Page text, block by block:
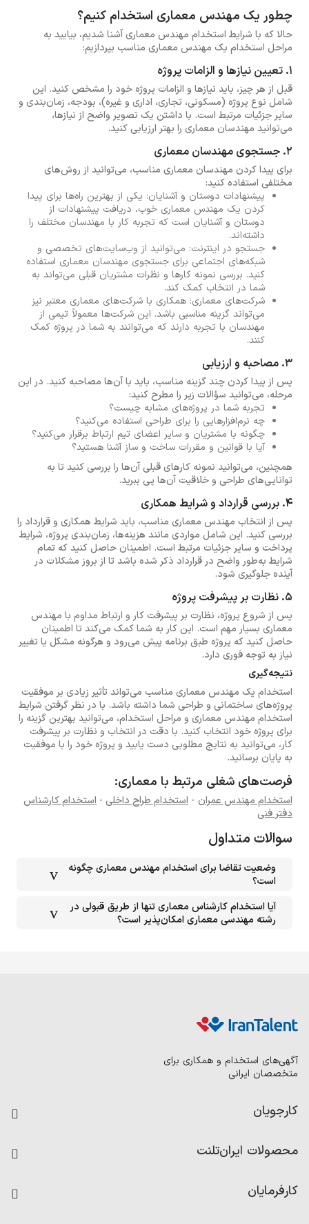
چطور یک مهندس معماری استخدام کنیم؟
حالا که با شرایط استخدام مهندس معماری آشنا شدیم، بیایید به
مراحل استخدام یک مهندس معماری مناسب بپردازیم:
1. تعیین نیازها و الزامات پروژه
قبل از هر چیز، باید نیازها و الزامات پروژه خود را مشخص کنید. این
شامل نوع پروژه (مسکونی، تجاری، اداری و غیره)، بودجه، زمان‌بندی و
سایر جزئیات مرتبط است. با داشتن یک تصویر واضح از نیازها،
می‌توانید مهندسان معماری را بهتر ارزیابی کنید.
2. جستجوی مهندسان معماری
برای پیدا کردن مهندسان معماری مناسب، می‌توانید از روش‌های
مختلفی استفاده کنید:
پیشنهادات دوستان و آشنایان: یکی از بهترین راه‌ها برای پیدا
کردن یک مهندس معماری خوب، دریافت پیشنهادات از
دوستان و آشنایان است که تجربه کار با مهندسان مختلف را
داشته‌اند.
جستجو در اینترنت: می‌توانید از وب‌سایت‌های تخصصی و
شبکه‌های اجتماعی برای جستجوی مهندسان معماری استفاده
کنید. بررسی نمونه کارها و نظرات مشتریان قبلی می‌تواند به
شما در انتخاب کمک کند.
شرکت‌های معماری: همکاری با شرکت‌های معماری معتبر نیز
می‌تواند گزینه مناسبی باشد. این شرکت‌ها معمولاً تیمی از
مهندسان با تجربه دارند که می‌توانند به شما در پروژه کمک
کنند.
3. مصاحبه و ارزیابی
پس از پیدا کردن چند گزینه مناسب، باید با آن‌ها مصاحبه کنید. در این
مرحله، می‌توانید سؤالات زیر را مطرح کنید:
تجربه شما در پروژه‌های مشابه چیست؟
چه نرم‌افزارهایی را برای طراحی استفاده می‌کنید؟
چگونه با مشتریان و سایر اعضای تیم ارتباط برقرار می‌کنید؟
آیا با قوانین و مقررات ساخت و ساز آشنا هستید؟
همچنین، می‌توانید نمونه کارهای قبلی آن‌ها را بررسی کنید تا به
توانایی‌های طراحی و خلاقیت آن‌ها پی ببرید.
4. بررسی قرارداد و شرایط همکاری
پس از انتخاب مهندس معماری مناسب، باید شرایط همکاری و قرارداد را
بررسی کنید. این شامل مواردی مانند هزینه‌ها، زمان‌بندی پروژه، شرایط
پرداخت و سایر جزئیات مرتبط است. اطمینان حاصل کنید که تمام
شرایط به‌طور واضح در قرارداد ذکر شده باشد تا از بروز مشکلات در
آینده جلوگیری شود.
5. نظارت بر پیشرفت پروژه
پس از شروع پروژه، نظارت بر پیشرفت کار و ارتباط مداوم با مهندس
معماری بسیار مهم است. این کار به شما کمک می‌کند تا اطمینان
حاصل کنید که پروژه طبق برنامه پیش می‌رود و هرگونه مشکل یا تغییر
نیاز به توجه فوری دارد.
نتیجه‌گیری
استخدام یک مهندس معماری مناسب می‌تواند تأثیر زیادی بر موفقیت
پروژه‌های ساختمانی و طراحی شما داشته باشد. با در نظر گرفتن شرایط
استخدام مهندس معماری و مراحل استخدام، می‌توانید بهترین گزینه را
برای پروژه خود انتخاب کنید. با دقت در انتخاب و نظارت بر پیشرفت
کار، می‌توانید به نتایج مطلوبی دست یابید و پروژه خود را با موفقیت
به پایان برسانید.
فرصت‌های شغلی مرتبط با معماری:
استخدام مهندس عمران - استخدام طراح داخلی - استخدام کارشناس
دفتر فنی
سوالات متداول
وضعیت تقاضا برای استخدام مهندس معماری چگونه
است؟
آیا استخدام کارشناس معماری تنها از طریق قبولی در
رشته مهندسی معماری امکان‌پذیر است؟
آگهی‌های استخدام و همکاری برای
متخصصان ایرانی
کارجویان
رزومه ساز
امتیاز شرکت‌ها
محصولات ایران‌تلنت
کارفرمایان